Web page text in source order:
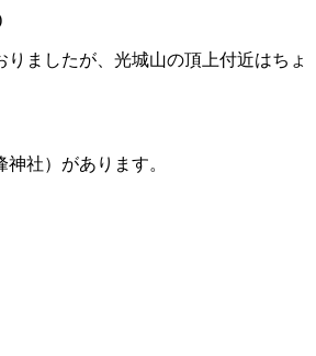
りましたが、光城山の頂上付近はちょ
社）があります。